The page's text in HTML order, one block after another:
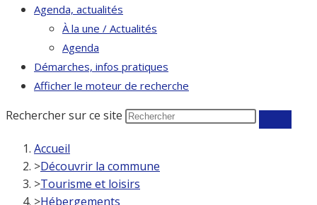
Agenda, actualités
À la une / Actualités
Agenda
Démarches, infos pratiques
Afficher le moteur de recherche
Rechercher sur ce site
Accueil
>Découvrir la commune
>Tourisme et loisirs
>Hébergements